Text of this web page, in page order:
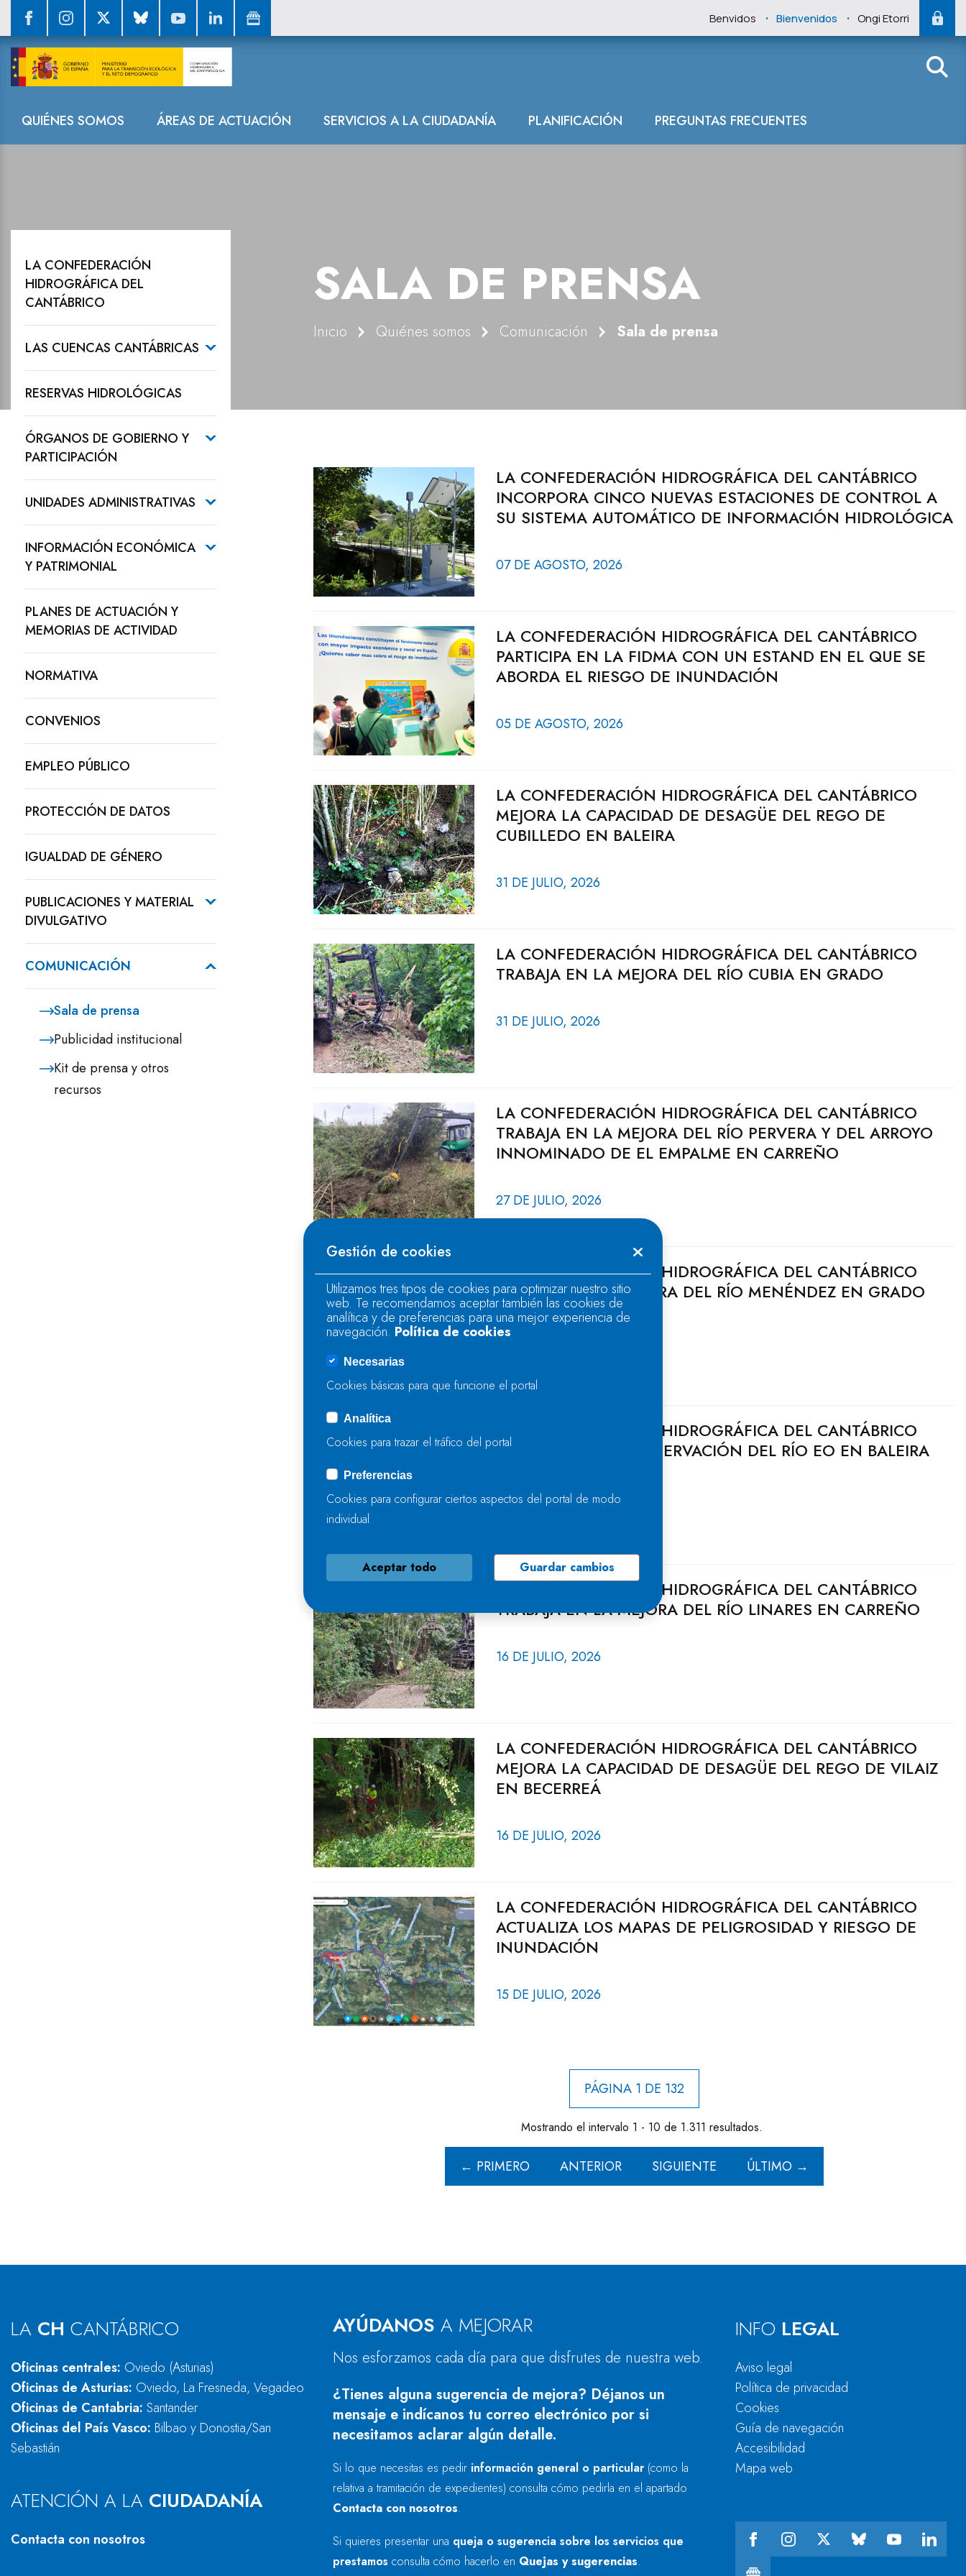
Benvidos . Bienvenidos . Ongi Etorri
Navegación
QUIÉNES SOMOS ÁREAS DE ACTUACIÓN SERVICIOS A LA CIUDADANÍA PLANIFICACIÓN PREGUNTAS FRECUENTES
Sala de prensa
SALA DE PRENSA
Inicio Quiénes somos Comunicación Sala de prensa
LA CONFEDERACIÓN
HIDROGRÁFICA DEL
CANTÁBRICO
LAS CUENCAS CANTÁBRICAS
RESERVAS HIDROLÓGICAS
ÓRGANOS DE GOBIERNO Y
PARTICIPACIÓN
UNIDADES ADMINISTRATIVAS
INFORMACIÓN ECONÓMICA
Y PATRIMONIAL
PLANES DE ACTUACIÓN Y
MEMORIAS DE ACTIVIDAD
NORMATIVA
CONVENIOS
EMPLEO PÚBLICO
PROTECCIÓN DE DATOS
IGUALDAD DE GÉNERO
PUBLICACIONES Y MATERIAL
DIVULGATIVO
COMUNICACIÓN
Sala de prensa
Publicidad institucional
Kit de prensa y otros
recursos
LA CONFEDERACIÓN HIDROGRÁFICA DEL CANTÁBRICO
INCORPORA CINCO NUEVAS ESTACIONES DE CONTROL A
SU SISTEMA AUTOMÁTICO DE INFORMACIÓN HIDROLÓGICA
07 DE AGOSTO, 2026
LA CONFEDERACIÓN HIDROGRÁFICA DEL CANTÁBRICO
PARTICIPA EN LA FIDMA CON UN ESTAND EN EL QUE SE
ABORDA EL RIESGO DE INUNDACIÓN
05 DE AGOSTO, 2026
LA CONFEDERACIÓN HIDROGRÁFICA DEL CANTÁBRICO
MEJORA LA CAPACIDAD DE DESAGÜE DEL REGO DE
CUBILLEDO EN BALEIRA
31 DE JULIO, 2026
LA CONFEDERACIÓN HIDROGRÁFICA DEL CANTÁBRICO
TRABAJA EN LA MEJORA DEL RÍO CUBIA EN GRADO
31 DE JULIO, 2026
LA CONFEDERACIÓN HIDROGRÁFICA DEL CANTÁBRICO
TRABAJA EN LA MEJORA DEL RÍO PERVERA Y DEL ARROYO
INNOMINADO DE EL EMPALME EN CARREÑO
27 DE JULIO, 2026
LA CONFEDERACIÓN HIDROGRÁFICA DEL CANTÁBRICO
TRABAJA EN LA MEJORA DEL RÍO MENÉNDEZ EN GRADO
22 DE JULIO, 2026
LA CONFEDERACIÓN HIDROGRÁFICA DEL CANTÁBRICO
TRABAJA EN LA CONSERVACIÓN DEL RÍO EO EN BALEIRA
22 DE JULIO, 2026
LA CONFEDERACIÓN HIDROGRÁFICA DEL CANTÁBRICO
TRABAJA EN LA MEJORA DEL RÍO LINARES EN CARREÑO
16 DE JULIO, 2026
LA CONFEDERACIÓN HIDROGRÁFICA DEL CANTÁBRICO
MEJORA LA CAPACIDAD DE DESAGÜE DEL REGO DE VILAIZ
EN BECERREÁ
16 DE JULIO, 2026
LA CONFEDERACIÓN HIDROGRÁFICA DEL CANTÁBRICO
ACTUALIZA LOS MAPAS DE PELIGROSIDAD Y RIESGO DE
INUNDACIÓN
15 DE JULIO, 2026
PÁGINA 1 DE 132
Mostrando el intervalo 1 - 10 de 1.311 resultados.
← PRIMERO ANTERIOR SIGUIENTE ÚLTIMO →
LA CH CANTÁBRICO
Oficinas centrales: Oviedo (Asturias)
Oficinas de Asturias: Oviedo, La Fresneda, Vegadeo
Oficinas de Cantabria: Santander
Oficinas del País Vasco: Bilbao y Donostia/San
Sebastián
ATENCIÓN A LA CIUDADANÍA
Contacta con nosotros
AYÚDANOS A MEJORAR
Nos esforzamos cada día para que disfrutes de nuestra web.
¿Tienes alguna sugerencia de mejora? Déjanos un
mensaje e indícanos tu correo electrónico por si
necesitamos aclarar algún detalle.
Si lo que necesitas es pedir información general o particular (como la
relativa a tramitación de expedientes) consulta cómo pedirla en el apartado
Contacta con nosotros.
Si quieres presentar una queja o sugerencia sobre los servicios que
prestamos consulta cómo hacerlo en Quejas y sugerencias.
INFO LEGAL
Aviso legal
Política de privacidad
Cookies
Guía de navegación
Accesibilidad
Mapa web
Gestión de cookies
Utilizamos tres tipos de cookies para optimizar nuestro sitio
web. Te recomendamos aceptar también las cookies de
analítica y de preferencias para una mejor experiencia de
navegación. Política de cookies
Necesarias
Cookies básicas para que funcione el portal
Analítica
Cookies para trazar el tráfico del portal
Preferencias
Cookies para configurar ciertos aspectos del portal de modo
individual
Aceptar todo Guardar cambios